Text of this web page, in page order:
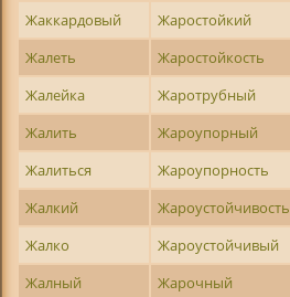
Жаккардовый
Жаростойкий
Жалеть
Жаростойкость
Жалейка
Жаротрубный
Жалить
Жароупорный
Жалиться
Жароупорность
Жалкий
Жароустойчивость
Жалко
Жароустойчивый
Жалный
Жарочный